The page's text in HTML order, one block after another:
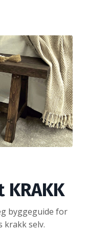
byggeguide for
krakk selv.